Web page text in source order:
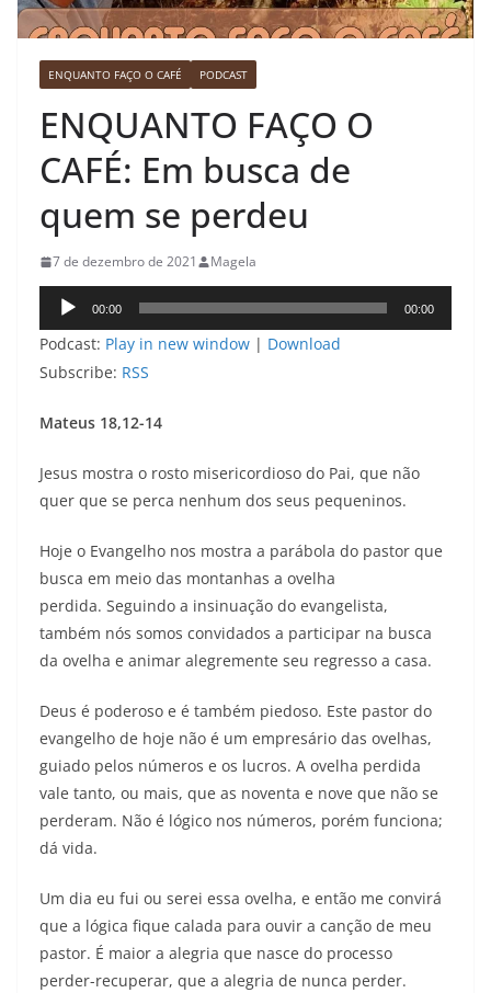
ENQUANTO FAÇO O CAFÉ PODCAST
ENQUANTO FAÇO O
CAFÉ: Em busca de
quem se perdeu
7 de dezembro de 2021 Magela
Tocador
de
áudio
00:00 00:00
Podcast: Play in new window | Download
Subscribe: RSS
Mateus 18,12-14
Jesus mostra o rosto misericordioso do Pai, que não
quer que se perca nenhum dos seus pequeninos.
Hoje o Evangelho nos mostra a parábola do pastor que
busca em meio das montanhas a ovelha
perdida. Seguindo a insinuação do evangelista,
também nós somos convidados a participar na busca
da ovelha e animar alegremente seu regresso a casa.
Deus é poderoso e é também piedoso. Este pastor do
evangelho de hoje não é um empresário das ovelhas,
guiado pelos números e os lucros. A ovelha perdida
vale tanto, ou mais, que as noventa e nove que não se
perderam. Não é lógico nos números, porém funciona;
dá vida.
Um dia eu fui ou serei essa ovelha, e então me convirá
que a lógica fique calada para ouvir a canção de meu
pastor. É maior a alegria que nasce do processo
perder-recuperar, que a alegria de nunca perder.